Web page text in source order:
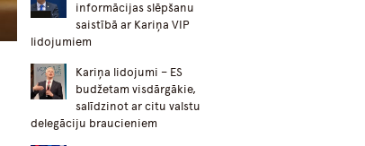
informācijas slēpšanu
saistībā ar Kariņa VIP
lidojumiem
Kariņa lidojumi – ES
budžetam visdārgākie,
salīdzinot ar citu valstu
delegāciju braucieniem